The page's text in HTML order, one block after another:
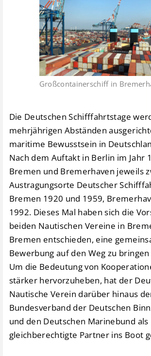
Großcontainerschiff in
Die Deutschen Schifffahrtstage
mehrjährigen Abständen
maritime Bewusstsein in
Nach dem Auftakt in Berlin im Jahr
Bremen und Bremerhaven jeweils
Austragungsorte Deutscher
Bremen 1920 und 1959,
1992. Dieses Mal haben sich die
beiden Nautischen Vereine in
Bremen entschieden, eine
Bewerbung auf den Weg zu
Um die Bedeutung von
stärker hervorzuheben, hat der
Nautische Verein darüber hinaus
Bundesverband der Deutschen
und den Deutschen Marinebund als
gleichberechtigte Partner ins Boot